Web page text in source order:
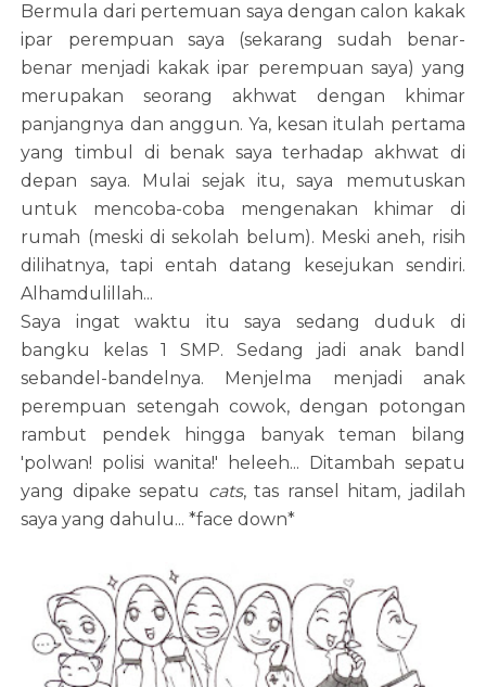
Bermula dari pertemuan saya dengan calon kakak
ipar perempuan saya (sekarang sudah benar-
benar menjadi kakak ipar perempuan saya) yang
merupakan seorang akhwat dengan khimar
panjangnya dan anggun. Ya, kesan itulah pertama
yang timbul di benak saya terhadap akhwat di
depan saya. Mulai sejak itu, saya memutuskan
untuk mencoba-coba mengenakan khimar di
rumah (meski di sekolah belum). Meski aneh, risih
dilihatnya, tapi entah datang kesejukan sendiri.
Alhamdulillah...
Saya ingat waktu itu saya sedang duduk di
bangku kelas 1 SMP. Sedang jadi anak bandl
sebandel-bandelnya. Menjelma menjadi anak
perempuan setengah cowok, dengan potongan
rambut pendek hingga banyak teman bilang
'polwan! polisi wanita!' heleeh... Ditambah sepatu
yang dipake sepatu cats, tas ransel hitam, jadilah
saya yang dahulu... *face down*